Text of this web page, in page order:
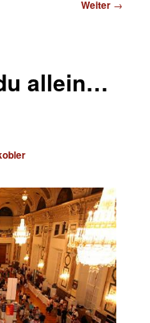
Weiter →
allein…